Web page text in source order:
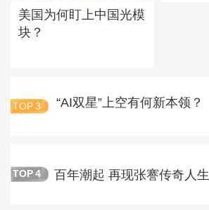
美国为何盯上中国光模
块？
TOP 3 “AI双星”上空有何新本领？
TOP 4 百年潮起 再现张謇传奇人生